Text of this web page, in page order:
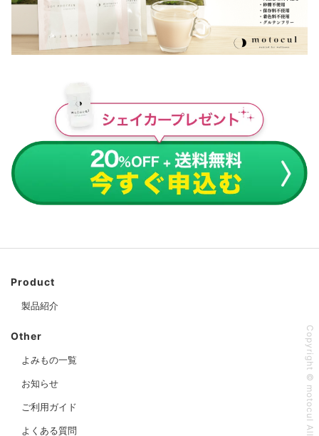
Product
製品紹介
Other
よみもの一覧
お知らせ
ご利用ガイド
よくある質問